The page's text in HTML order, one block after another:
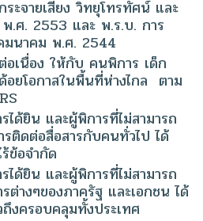
ะจายเสียง วิทยุโทรทัศน์ และ
.ศ. 2553 และ พ.ร.บ. การ
มนาคม พ.ศ. 2544
อเนื่อง ให้กับ คนพิการ เด็ก
อยโอกาสในพื้นที่ห่างไกล ตาม
ได้ยิน และผู้พิการที่ไม่สามารถ
ติดต่อสื่อสารกับคนทั่วไป ได้
ข้อจำกัด
ได้ยิน และผู้พิการที่ไม่สามารถ
ต่างๆของภาครัฐ และเอกชน ได้
งครอบคลุมทั้งประเทศ